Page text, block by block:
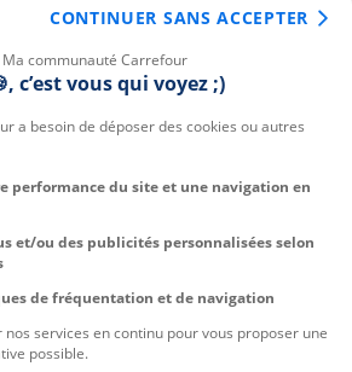
communauté Carrefour
c’est vous qui voyez ;)
a besoin de déposer des cookies ou autres
performance du site et une navigation en
et/ou des publicités personnalisées selon
de fréquentation et de navigation
services en continu pour vous proposer une
possible.
CONTINUER SANS ACCEPTER